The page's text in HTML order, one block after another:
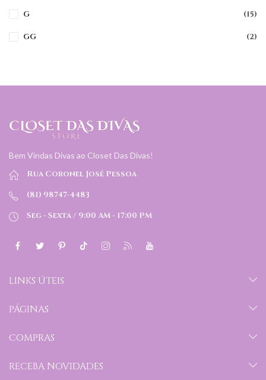
G (15)
GG (2)
Bem Vindas Divas ao Closet Das Divas!
Rua Coronel José Pessoa
(81) 98747-4483
Seg - Sexta / 9:00 AM - 17:00 PM
LINKS ÚTEIS
PÁGINAS
COMPRAS
RECEBA NOVIDADES